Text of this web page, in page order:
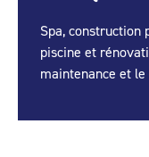
Spa, construction
piscine et
maintenance et le